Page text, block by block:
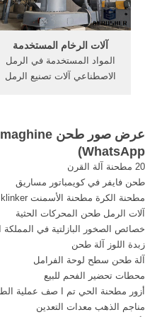
حجر فى سعر
آلات الرخام المستخدمة
المواد المستخدمة في الرمل
الاصطناعي آلات تصنيع الرمل
الخام المستخدمة الرخام
الصناعي. في هذه الصفحة
سوف تجد ...
عرض صور طحن maghine في تاميل نادو علاقة(
WhatsApp
)
20 مطحنة آلة القرن
طحن فايفر في كويمباتور مساريق
مطحنة الكرة مطحنة الأسمنت klinker
آلات الرمل طحن المحركات الحثية
خصائص الصخور البازلتية في المملكة
زبدة اللوز آلة طحن
آلة طحن سطح لوحة الفرامل
محطات تحضير الفحم للبيع
أزور مطحنة الحي تم ا صف عملية
مناجم الذهب معدات التعدين